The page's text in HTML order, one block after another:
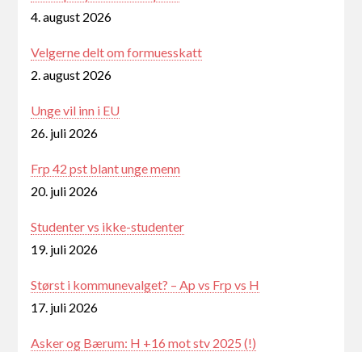
4. august 2026
Velgerne delt om formuesskatt
2. august 2026
Unge vil inn i EU
26. juli 2026
Frp 42 pst blant unge menn
20. juli 2026
Studenter vs ikke-studenter
19. juli 2026
Størst i kommunevalget? – Ap vs Frp vs H
17. juli 2026
Asker og Bærum: H +16 mot stv 2025 (!)